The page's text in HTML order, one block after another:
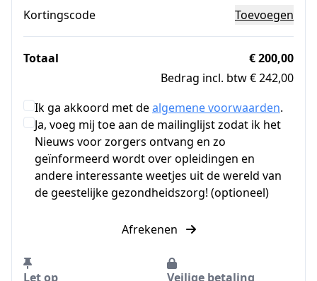
Kortingscode Toevoegen
Totaal
€ 200,00
Bedrag incl. btw € 242,00
Ik ga akkoord met dealgemene voorwaarden.
Ja, voeg mij toe aan de mailinglijst zodat ik het
Nieuws voor zorgers ontvang en zo
geïnformeerd wordt over opleidingen en
andere interessante weetjes uit de wereld van
de geestelijke gezondheidszorg! (optioneel)
Afrekenen
Let op Veilige betaling